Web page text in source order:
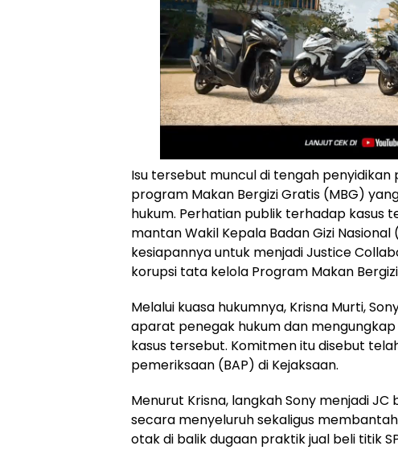
Isu tersebut muncul di tengah
program Makan Bergizi Gratis (MBG)
hukum. Perhatian publik terhadap kasus
mantan Wakil Kepala Badan Gizi
kesiapannya untuk menjadi Justice
korupsi tata kelola Program Makan
Melalui kuasa hukumnya, Krisna Murti,
aparat penegak hukum dan
kasus tersebut. Komitmen itu disebut
pemeriksaan (BAP) di Kejaksaan.
Menurut Krisna, langkah Sony menjadi
secara menyeluruh sekaligus
otak di balik dugaan praktik jual beli titik